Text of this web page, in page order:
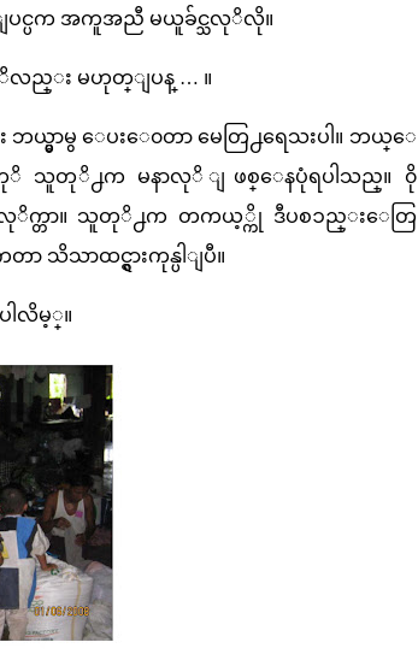
ပင္ပက အကူအညီ မယူခ်င္သလုိလို။
ည္း မဟုတ္ျပန္ … ။
ဘယ္မွာမွ ေပးေ၀တာ မေတြ႕ရေသးပါ။ ဘယ္ေ
ြကုိ သူတုိ႕က မနာလုိ ျဖစ္ေနပုံရပါသည္။ ၀ို
လုိက္တာ။ သူတုိ႕က တကယ့္ကို ဒီပစၥည္းေတြ
သာထင္ရွားကုန္ပါျပီ။
လိမ့္။